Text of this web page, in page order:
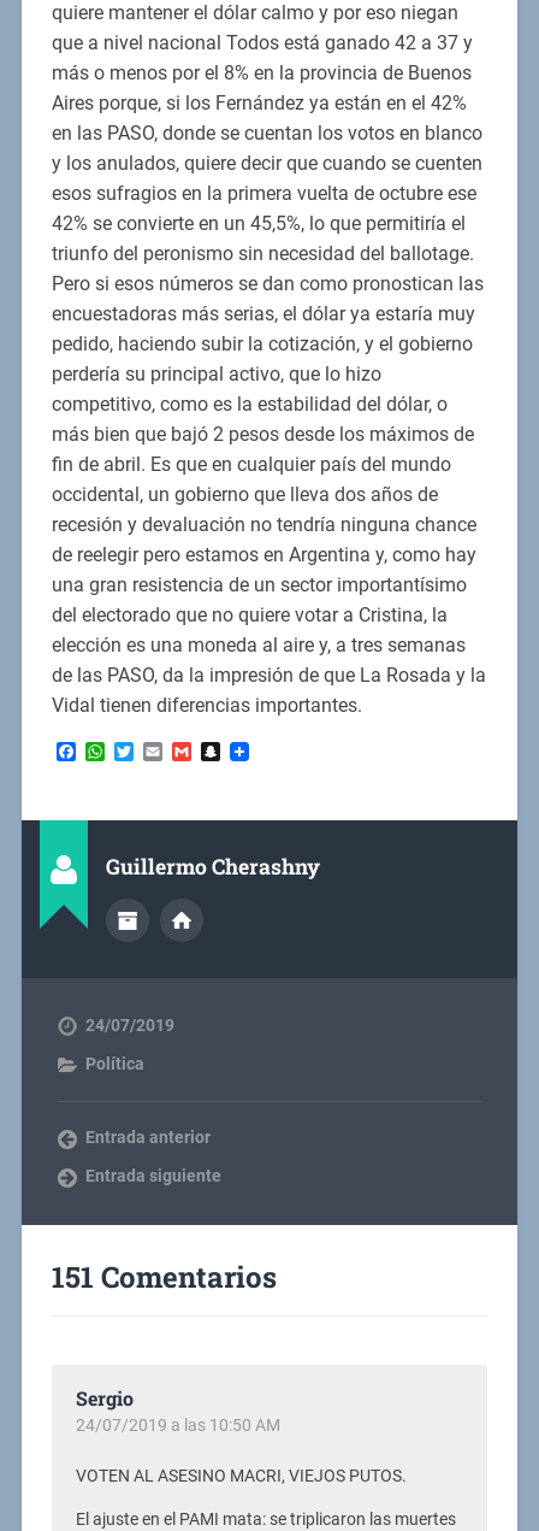
quiere mantener el dólar calmo y por eso niegan
que a nivel nacional Todos está ganado 42 a 37 y
más o menos por el 8% en la provincia de Buenos
Aires porque, si los Fernández ya están en el 42%
en las PASO, donde se cuentan los votos en blanco
y los anulados, quiere decir que cuando se cuenten
esos sufragios en la primera vuelta de octubre ese
42% se convierte en un 45,5%, lo que permitiría el
triunfo del peronismo sin necesidad del ballotage.
Pero si esos números se dan como pronostican las
encuestadoras más serias, el dólar ya estaría muy
pedido, haciendo subir la cotización, y el gobierno
perdería su principal activo, que lo hizo
competitivo, como es la estabilidad del dólar, o
más bien que bajó 2 pesos desde los máximos de
fin de abril. Es que en cualquier país del mundo
occidental, un gobierno que lleva dos años de
recesión y devaluación no tendría ninguna chance
de reelegir pero estamos en Argentina y, como hay
una gran resistencia de un sector importantísimo
del electorado que no quiere votar a Cristina, la
elección es una moneda al aire y, a tres semanas
de las PASO, da la impresión de que La Rosada y la
Vidal tienen diferencias importantes.
Facebook
WhatsApp
Twitter
EmailGmailSnapchat
Guillermo Cherashny
24/07/2019
Política
Entrada anterior
Entrada siguiente
151 Comentarios
Sergio
24/07/2019 a las 10:50 AM
VOTEN AL ASESINO MACRI, VIEJOS PUTOS.
El ajuste en el PAMI mata: se triplicaron las muertes